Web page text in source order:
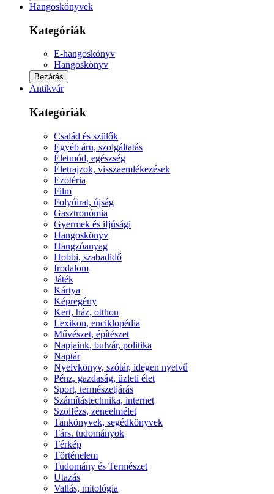
Hangoskönyvek
Kategóriák
E-hangoskönyv
Hangoskönyv
Bezárás
Antikvár
Kategóriák
Család és szülők
Egyéb áru, szolgáltatás
Életmód, egészség
Életrajzok, visszaemlékezések
Ezotéria
Film
Folyóirat, újság
Gasztronómia
Gyermek és ifjúsági
Hangoskönyv
Hangzóanyag
Hobbi, szabadidő
Irodalom
Játék
Kártya
Képregény
Kert, ház, otthon
Lexikon, enciklopédia
Művészet, építészet
Napjaink, bulvár, politika
Naptár
Nyelvkönyv, szótár, idegen nyelvű
Pénz, gazdaság, üzleti élet
Sport, természetjárás
Számítástechnika, internet
Szolfézs, zeneelmélet
Tankönyvek, segédkönyvek
Társ. tudományok
Térkép
Történelem
Tudomány és Természet
Utazás
Vallás, mitológia